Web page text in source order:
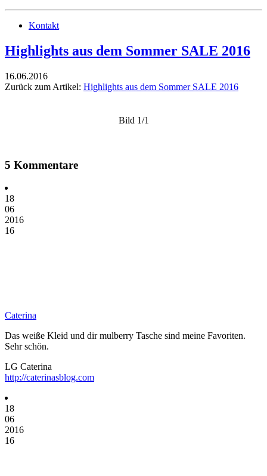
Kontakt
Highlights aus dem Sommer SALE 2016
16.06.2016
Zurück zum Artikel: Highlights aus dem Sommer SALE 2016
Bild 1/1
5 Kommentare
18
06
2016
16
Caterina
Das weiße Kleid und dir mulberry Tasche sind meine Favoriten.
Sehr schön.
LG Caterina
http://caterinasblog.com
18
06
2016
16